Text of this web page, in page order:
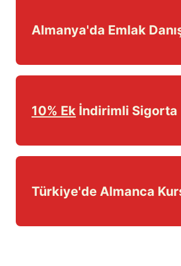
Almanya'da Emlak
10% Ek İndirimli Sigorta
Türkiye'de Almanca